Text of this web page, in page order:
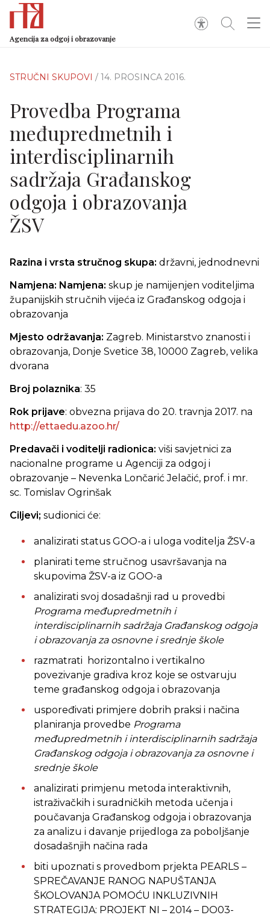
Agencija za odgoj i obrazovanje
STRUČNI SKUPOVI / 14. PROSINCA 2016.
Provedba Programa
međupredmetnih i
interdisciplinarnih
sadržaja Građanskog
odgoja i obrazovanja
ŽSV
Razina i vrsta stručnog skupa: državni, jednodnevni
Namjena: Namjena: skup je namijenjen voditeljima
županijskih stručnih vijeća iz Građanskog odgoja i
obrazovanja
Mjesto održavanja: Zagreb. Ministarstvo znanosti i
obrazovanja, Donje Svetice 38, 10000 Zagreb, velika
dvorana
Broj polaznika: 35
Rok prijave: obvezna prijava do 20. travnja 2017. na
http://ettaedu.azoo.hr/
Predavači i voditelji radionica: viši savjetnici za
nacionalne programe u Agenciji za odgoj i
obrazovanje – Nevenka Lončarić Jelačić, prof. i mr.
sc. Tomislav Ogrinšak
Ciljevi; sudionici će:
analizirati status GOO-a i uloga voditelja ŽSV-a
planirati teme stručnog usavršavanja na
skupovima ŽSV-a iz GOO-a
analizirati svoj dosadašnji rad u provedbi
Programa međupredmetnih i
interdisciplinarnih sadržaja Građanskog odgoja
i obrazovanja za osnovne i srednje škole
razmatrati horizontalno i vertikalno
povezivanje gradiva kroz koje se ostvaruju
teme građanskog odgoja i obrazovanja
uspoređivati primjere dobrih praksi i načina
planiranja provedbe Programa
međupredmetnih i interdisciplinarnih sadržaja
Građanskog odgoja i obrazovanja za osnovne i
srednje škole
analizirati primjenu metoda interaktivnih,
istraživačkih i suradničkih metoda učenja i
poučavanja Građanskog odgoja i obrazovanja
za analizu i davanje prijedloga za poboljšanje
dosadašnjih načina rada
biti upoznati s provedbom prjekta PEARLS –
SPREČAVANJE RANOG NAPUŠTANJA
ŠKOLOVANJA POMOĆU INKLUZIVNIH
STRATEGIJA: PROJEKT NI – 2014 – DO03-